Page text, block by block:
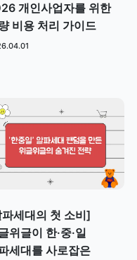
개인사업자를 위한
비용 처리 가이드
세대의 첫 소비]
위글이 한·중·일
세대를 사로잡은